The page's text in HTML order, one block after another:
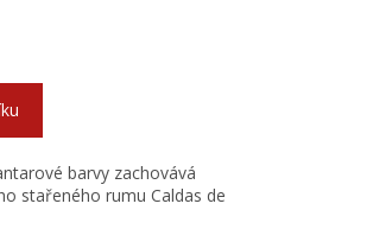
barvy zachovává
stařeného rumu Caldas de